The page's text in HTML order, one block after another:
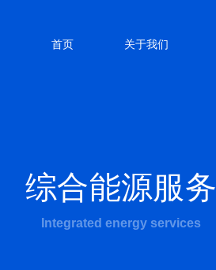
首页 关于我们
综合能源服务
Integrated energy services